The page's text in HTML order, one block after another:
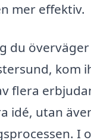
mer effektiv.
du
kom
flera
idé, utan
I